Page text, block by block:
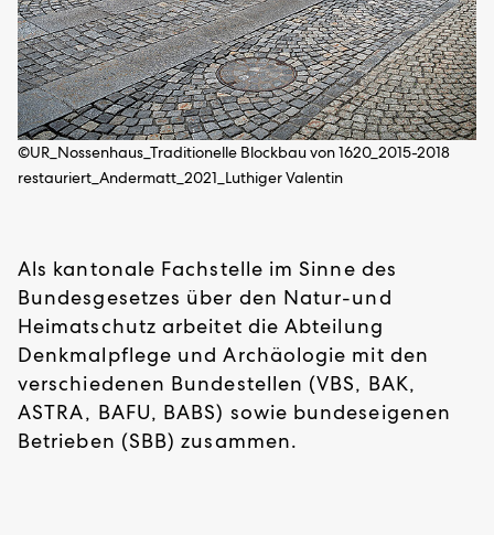
©UR_Nossenhaus_Traditionelle Blockbau von 1620_2015-2018
restauriert_Andermatt_2021_Luthiger Valentin
Als kantonale Fachstelle im Sinne des
Bundesgesetzes über den Natur-und
Heimatschutz arbeitet die Abteilung
Denkmalpflege und Archäologie mit den
verschiedenen Bundestellen (VBS, BAK,
ASTRA, BAFU, BABS) sowie bundeseigenen
Betrieben (SBB) zusammen.